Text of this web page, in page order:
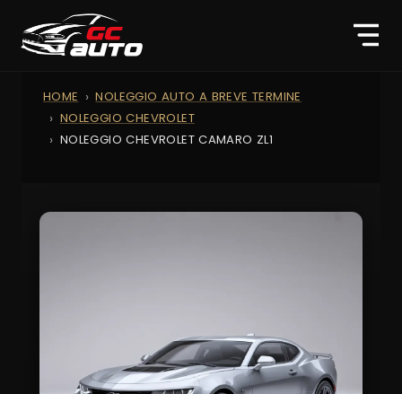
HOME
NOLEGGIO AUTO A BREVE TERMINE
NOLEGGIO CHEVROLET
NOLEGGIO CHEVROLET CAMARO ZL1